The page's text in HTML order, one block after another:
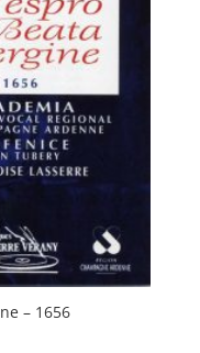
– 1656